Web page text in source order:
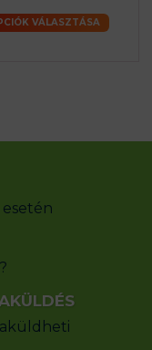
VÁLASZTÁSA